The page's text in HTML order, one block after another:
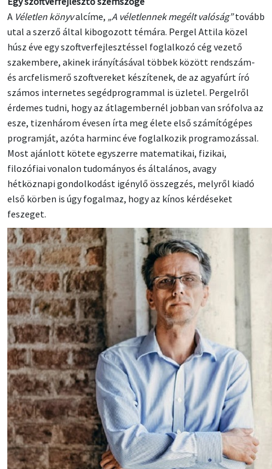
A Véletlen könyvalcíme, „A véletlennek megélt valóság”tovább
utal a szerző által kibogozott témára. Pergel Attila közel
húsz éve egy szoftverfejlesztéssel foglalkozó cég vezető
szakembere, akinek irányításával többek között rendszám-
és arcfelismerő szoftvereket készítenek, de az agyafúrt író
számos internetes segédprogrammal is üzletel. Pergelről
érdemes tudni, hogy az átlagembernél jobban van srófolva az
esze, tizenhárom évesen írta meg élete első számítógépes
programját, azóta harminc éve foglalkozik programozással.
Most ajánlott kötete egyszerre matematikai, fizikai,
filozófiai vonalon tudományos és általános, avagy
hétköznapi gondolkodást igénylő összegzés, melyről kiadó
első körben is úgy fogalmaz, hogy az kínos kérdéseket
feszeget.